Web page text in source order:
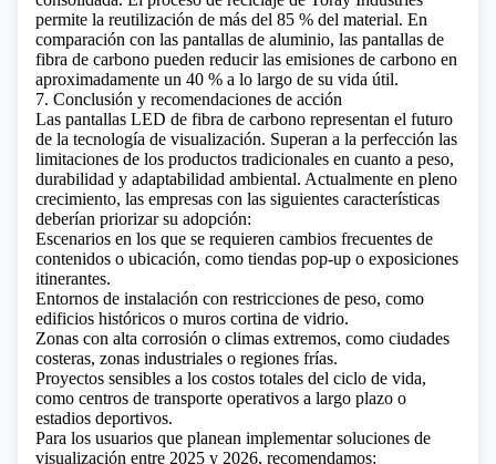
permite la reutilización de más del 85 % del material. En
comparación con las pantallas de aluminio, las pantallas de
fibra de carbono pueden reducir las emisiones de carbono en
aproximadamente un 40 % a lo largo de su vida útil.
7. Conclusión y recomendaciones de acción
Las pantallas LED de fibra de carbono representan el futuro
de la tecnología de visualización. Superan a la perfección las
limitaciones de los productos tradicionales en cuanto a peso,
durabilidad y adaptabilidad ambiental. Actualmente en pleno
crecimiento, las empresas con las siguientes características
deberían priorizar su adopción:
Escenarios en los que se requieren cambios frecuentes de
contenidos o ubicación, como tiendas pop-up o exposiciones
itinerantes.
Entornos de instalación con restricciones de peso, como
edificios históricos o muros cortina de vidrio.
Zonas con alta corrosión o climas extremos, como ciudades
costeras, zonas industriales o regiones frías.
Proyectos sensibles a los costos totales del ciclo de vida,
como centros de transporte operativos a largo plazo o
estadios deportivos.
Para los usuarios que planean implementar soluciones de
visualización entre 2025 y 2026, recomendamos: